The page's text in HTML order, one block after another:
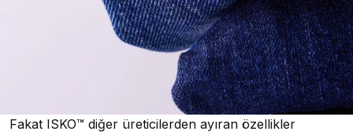
Fakat ISKO™ diğer üreticilerden ayıran özellikler